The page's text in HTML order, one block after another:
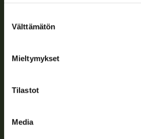
valinta
Välttämätön
Mieltymykset
Tilastot
Media
toimeenpanosta sekä vastaa sille
hallintotehtävistä.
asiakaspalvelu@riista.fi